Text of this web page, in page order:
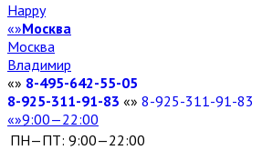
Happy
Москва
Москва
Владимир
8-495-642-55-05
8-925-311-91-83
8-925-311-91-83
9:00—22:00
ПН—ПТ: 9:00—22:00